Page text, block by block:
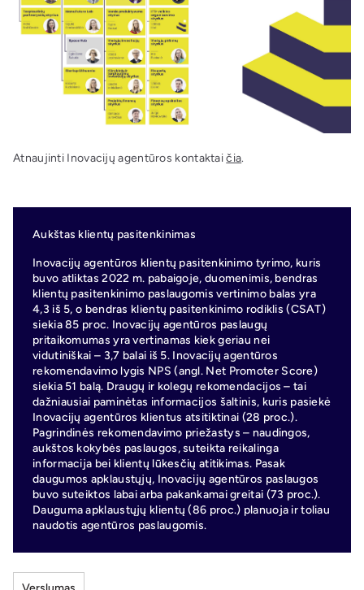
Atnaujinti Inovacijų agentūros kontaktaičia.
Aukštas klientų pasitenkinimas
Inovacijų agentūros klientų pasitenkinimo tyrimo, kuris
buvo atliktas 2022 m. pabaigoje, duomenimis, bendras
klientų pasitenkinimo paslaugomis vertinimo balas yra
4,3 iš 5, o bendras klientų pasitenkinimo rodiklis (CSAT)
siekia 85 proc. Inovacijų agentūros paslaugų
pritaikomumas yra vertinamas kiek geriau nei
vidutiniškai – 3,7 balai iš 5. Inovacijų agentūros
rekomendavimo lygis NPS (angl. Net Promoter Score)
siekia 51 balą. Draugų ir kolegų rekomendacijos – tai
dažniausiai paminėtas informacijos šaltinis, kuris pasiekė
Inovacijų agentūros klientus atsitiktinai (28 proc.).
Pagrindinės rekomendavimo priežastys – naudingos,
aukštos kokybės paslaugos, suteikta reikalinga
informacija bei klientų lūkesčių atitikimas. Pasak
daugumos apklaustųjų, Inovacijų agentūros paslaugos
buvo suteiktos labai arba pakankamai greitai (73 proc.).
Dauguma apklaustųjų klientų (86 proc.) planuoja ir toliau
naudotis agentūros paslaugomis.